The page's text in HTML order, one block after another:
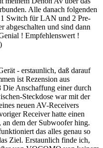
Alle danach folgenden
Switch für LAN und 2 Pre-
abgeschalten und sind dann
! Empfehlenswert !
- erstaunlich, daß darauf
ist Rezension aus
Anschaffung einer durch
Steckdose war mit der
neuen AV-Receivers
Receiver hatte einen
an dem der Subwoofer hing.
das alles genau so
Ziel. Erstaunlich finde ich,